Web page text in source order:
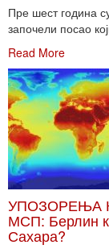
Пре шест година
започели посао
Read More
УПОЗОРЕЊА
МСП: Берлин
Сахара?